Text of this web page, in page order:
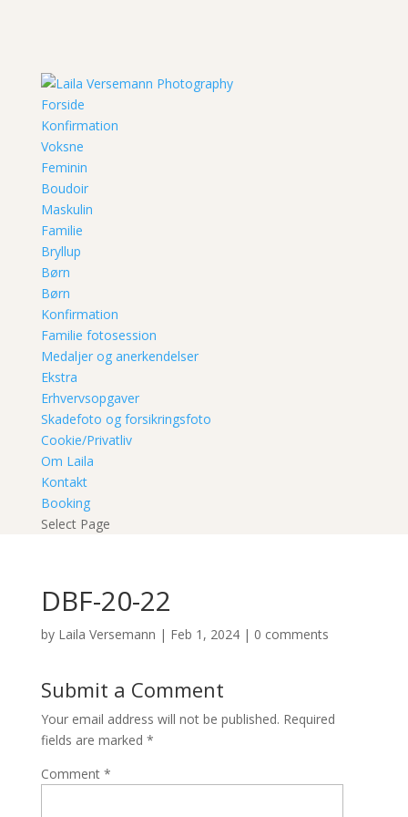
Forside
Konfirmation
Voksne
Feminin
Boudoir
Maskulin
Familie
Bryllup
Børn
Børn
Konfirmation
Familie fotosession
Medaljer og anerkendelser
Ekstra
Erhvervsopgaver
Skadefoto og forsikringsfoto
Cookie/Privatliv
Om Laila
Kontakt
Booking
Select Page
DBF-20-22
by Laila Versemann | Feb 1, 2024| 0 comments
Submit a Comment
Your email address will not be published. Required
fields are marked *
Comment *